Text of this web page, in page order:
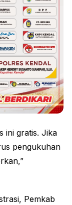
ini gratis. Jika
pengukuhan
Pemkab